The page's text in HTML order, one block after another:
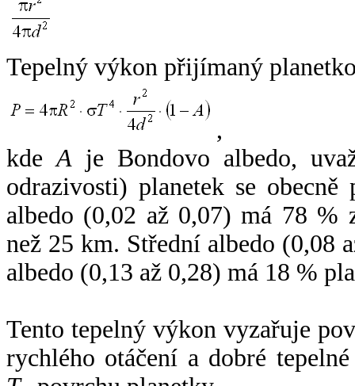
Tepelný výkon přijímaný
,
kdeA je Bondovo albedo,
odrazivosti) planetek se
albedo (0,02 až 0,07) má 78 %
než 25 km. Střední albedo (0,08
albedo (0,13 až 0,28) má 18 %
Tento tepelný výkon vyzařuje
rychlého otáčení a dobré